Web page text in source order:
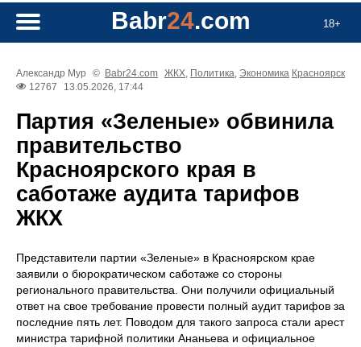
18+
Babr24.com
Александр Мур © Babr24.com ЖКХ, Политика, Экономика Красноярск
12767
13.05.2026, 17:44
Партия «Зеленые» обвинила
правительство
Красноярского края в
саботаже аудита тарифов
ЖКХ
Представители партии «Зеленые» в Красноярском крае
заявили о бюрократическом саботаже со стороны
регионального правительства. Они получили официальный
ответ на свое требование провести полный аудит тарифов за
последние пять лет. Поводом для такого запроса стали арест
министра тарифной политики Ананьева и официальное